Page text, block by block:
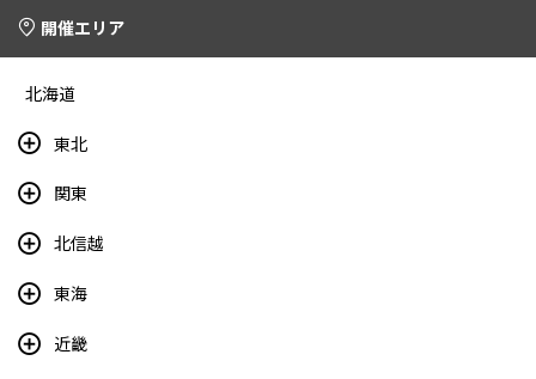
開催エリア
北海道
東北
関東
北信越
東海
近畿